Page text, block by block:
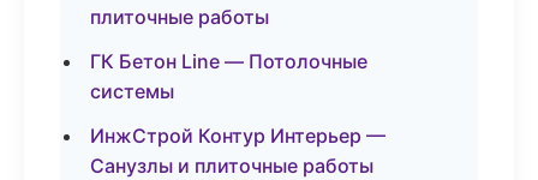
плиточные работы
ГК Бетон Line — Потолочные
системы
ИнжСтрой Контур Интерьер —
Санузлы и плиточные работы